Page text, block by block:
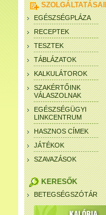
EGÉSZSÉGPLÁZA
RECEPTEK
TESZTEK
TÁBLÁZATOK
KALKULÁTOROK
SZAKÉRTŐINK
VÁLASZOLNAK
EGÉSZSÉGÜGYI
LINKCENTRUM
HASZNOS CÍMEK
JÁTÉKOK
SZAVAZÁSOK
KERESŐK
BETEGSÉGSZÓTÁR